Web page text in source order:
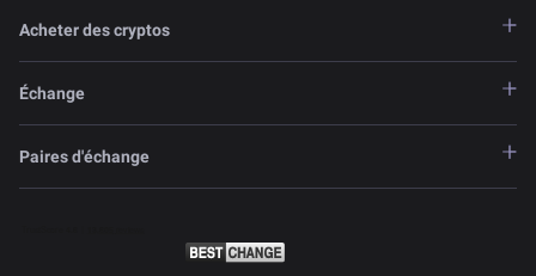
Acheter des cryptos
Échange
Paires d'échange